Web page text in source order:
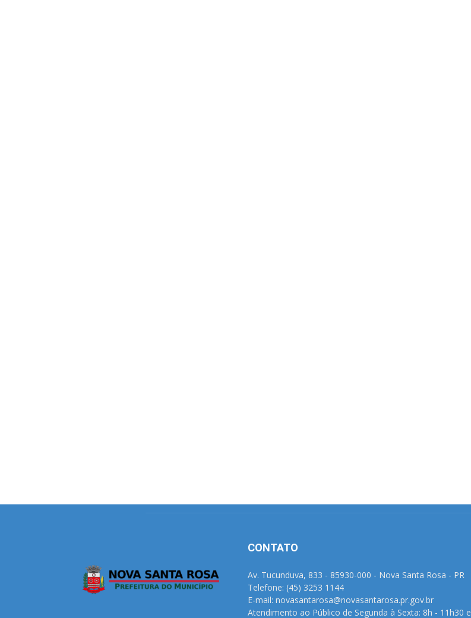
CONTATO
Av. Tucunduva, 833 - 85930-000 - Nova Santa Rosa - PR
Telefone: (45) 3253 1144
E-mail: novasantarosa@novasantarosa.pr.gov.br
Atendimento ao Público de Segunda à Sexta: 8h - 11h30 e